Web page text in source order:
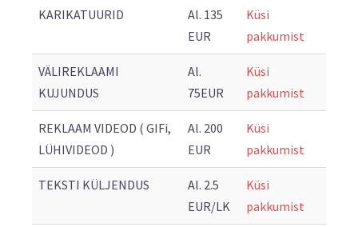
KARIKATUURID
Al. 135
EUR
Küsi
pakkumist
VÄLIREKLAAMI
KUJUNDUS
Al.
75EUR
Küsi
pakkumist
REKLAAM VIDEOD ( GIFi,
LÜHIVIDEOD )
Al. 200
EUR
Küsi
pakkumist
TEKSTI KÜLJENDUS
Al. 2.5
EUR/LK
Küsi
pakkumist